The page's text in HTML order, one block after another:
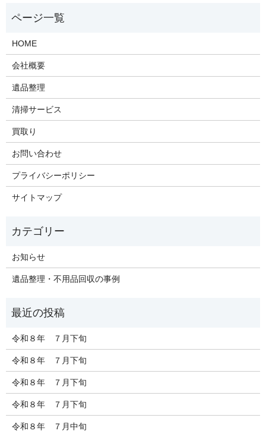
HOME
会社概要
遺品整理
清掃サービス
買取り
お問い合わせ
プライバシーポリシー
サイトマップ
お知らせ
遺品整理・不用品回収の事例
令和８年 ７月下旬
令和８年 ７月下旬
令和８年 ７月下旬
令和８年 ７月下旬
令和８年 ７月中旬